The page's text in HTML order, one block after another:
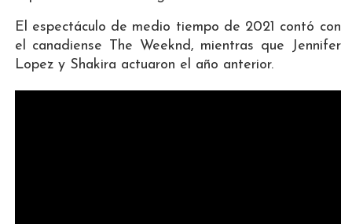
El espectáculo de medio tiempo de 2021 contó con
el canadiense The Weeknd, mientras que Jennifer
Lopez y Shakira actuaron el año anterior.